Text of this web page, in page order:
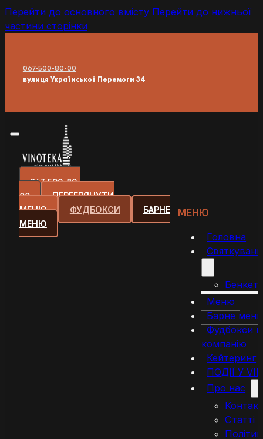
Перейти до основного вмісту Перейти до нижньої
частини сторінки
067-500-80-00
вулиця Української Перемоги 34
067-500-80-
00
ПЕРЕГЛЯНУТИ
МЕНЮ
ФУДБОКСИ
БАРНЕ
МЕНЮ
МЕНЮ
Головна
Меню
Барне
Фудбокси
компанію
Кейтеринг
ПОДІЇ У
Про нас
Статті